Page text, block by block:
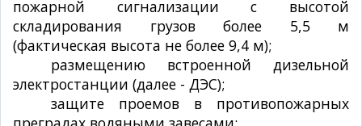
пожарной сигнализации с высотой
складирования грузов более 5,5 м
(фактическая высота не более 9,4 м);
размещению встроенной дизельной
электростанции (далее - ДЭС);
защите проемов в противопожарных